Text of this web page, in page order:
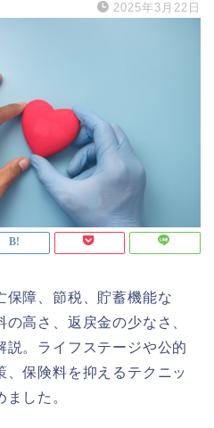
2025年3月22日
保障、節税、貯蓄機能な
高さ、返戻金の少なさ、
説。ライフステージや公的
保険料を抑えるテクニッ
した。